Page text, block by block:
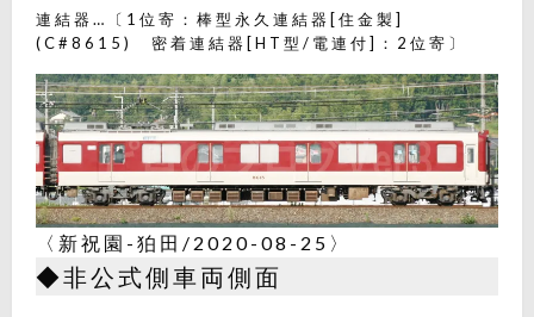
連結器…〔1位寄：棒型永久連結器[住金製]
(C#8615) 密着連結器[HT型/電連付]：2位寄〕
〈新祝園-狛田/2020-08-25〉
◆非公式側車両側面